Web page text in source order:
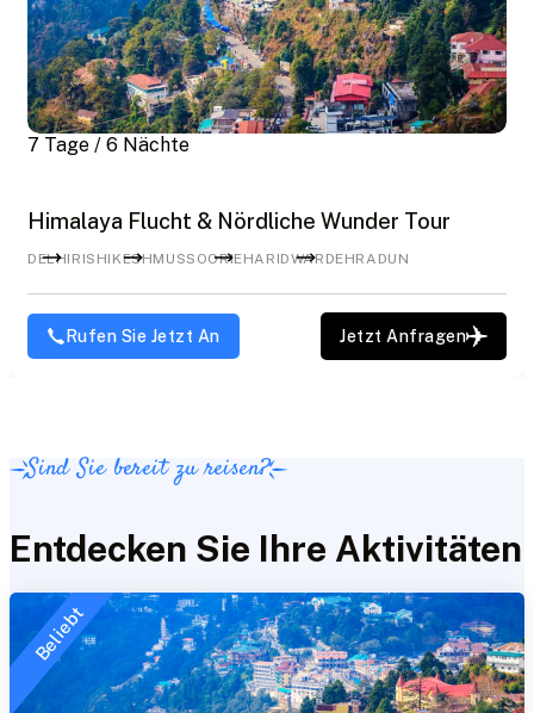
7 Tage / 6 Nächte
Himalaya Flucht & Nördliche Wunder Tour
DELHI RISHIKESHMUSSOORIEHARIDWAR DEHRADUN
Rufen Sie Jetzt An Jetzt Anfragen
Sind Sie bereit zu reisen?
Entdecken Sie Ihre Aktivitäten
Beliebt